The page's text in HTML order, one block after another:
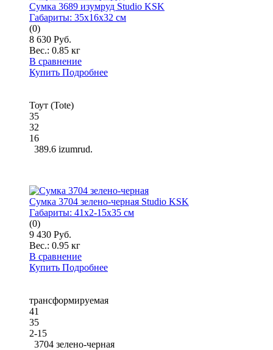
Сумка 3689 изумруд Studio KSK
Габариты: 35x16x32 см
(0)
8 630 Руб.
Вес.: 0.85 кг
В сравнение
Купить Подробнее
Тоут (Tote)
35
32
16
389.6 izumrud.
Сумка 3704 зелено-черная Studio KSK
Габариты: 41x2-15x35 см
(0)
9 430 Руб.
Вес.: 0.95 кг
В сравнение
Купить Подробнее
трансформируемая
41
35
2-15
3704 зелено-черная